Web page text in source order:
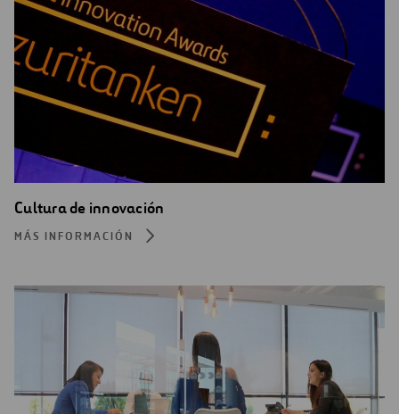
Cultura de innovación
MÁS INFORMACIÓN